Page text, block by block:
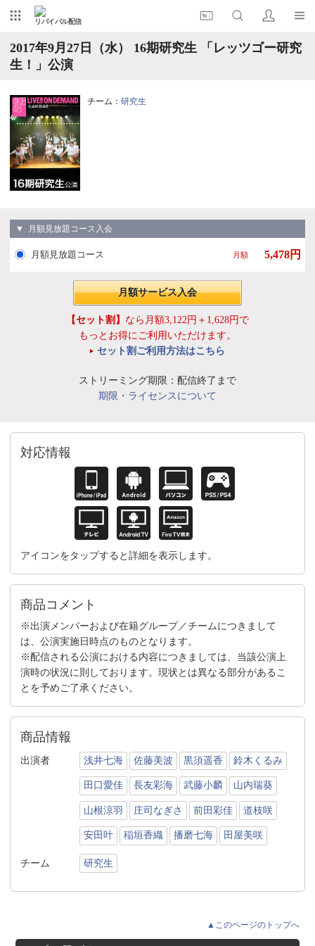
リバイバル配信
2017年9月27日（水） 16期研究生 「レッツゴー研究
生！」公演
チーム： 研究生
▼ 月額見放題コース入会
月額見放題コース 月額 5,478円
月額サービス入会
【セット割】 なら月額3,122円＋1,628円で
もっとお得にご利用いただけます。
セット割ご利用方法はこちら
ストリーミング期限：配信終了まで
期限・ライセンスについて
対応情報
アイコンをタップすると詳細を表示します。
商品コメント
※出演メンバーおよび在籍グループ／チームにつきまして
は、公演実施日時点のものとなります。
※配信される公演における内容につきましては、当該公演上
演時の状況に則しております。現状とは異なる部分があるこ
とを予めご了承ください。
商品情報
出演者 浅井七海 佐藤美波 黒須遥香 鈴木くるみ
田口愛佳 長友彩海 武藤小麟 山内瑞葵
山根涼羽 庄司なぎさ 前田彩佳 道枝咲
安田叶 稲垣香織 播磨七海 田屋美咲
チーム 研究生
▲このページのトップへ